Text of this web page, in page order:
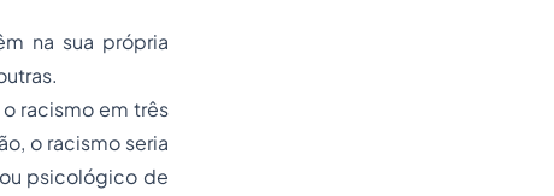
na sua própria
racismo em três
o racismo seria
psicológico de